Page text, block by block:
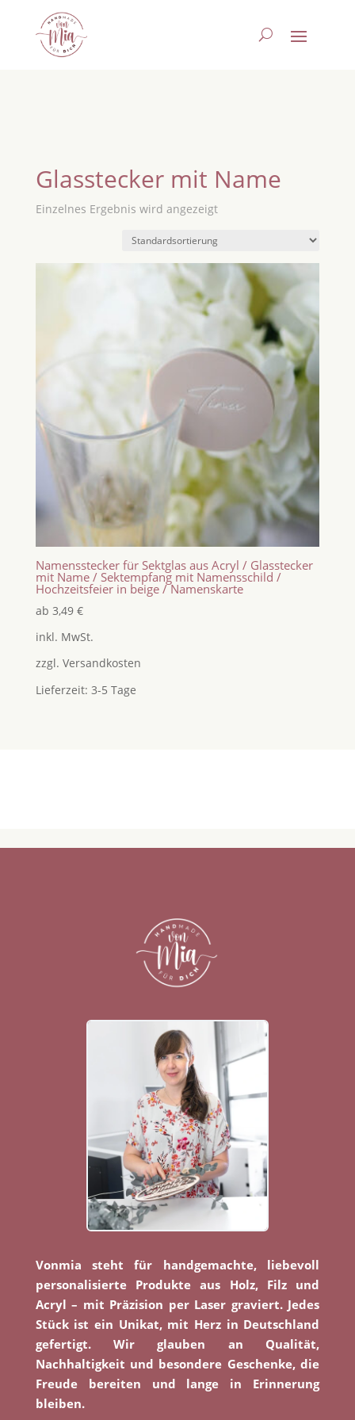
Glasstecker mit Name
Einzelnes Ergebnis wird angezeigt
Namensstecker für Sektglas aus Acryl / Glasstecker
mit Name / Sektempfang mit Namensschild /
Hochzeitsfeier in beige / Namenskarte
ab 3,49 €
inkl. MwSt.
zzgl. Versandkosten
Lieferzeit: 3-5 Tage
Vonmia steht für handgemachte, liebevoll
personalisierte Produkte aus Holz, Filz und
Acryl – mit Präzision per Laser graviert. Jedes
Stück ist ein Unikat, mit Herz in Deutschland
gefertigt. Wir glauben an Qualität,
Nachhaltigkeit und besondere Geschenke, die
Freude bereiten und lange in Erinnerung
bleiben.